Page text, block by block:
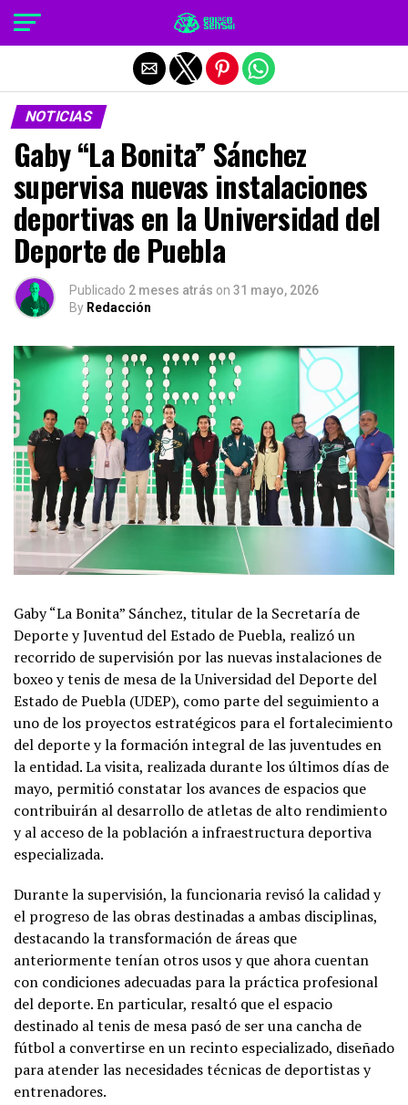
NOTICIAS
Gaby “La Bonita” Sánchez
supervisa nuevas instalaciones
deportivas en la Universidad del
Deporte de Puebla
Publicado 2 meses atrás on 31 mayo, 2026
By Redacción
Gaby “La Bonita” Sánchez, titular de la Secretaría de
Deporte y Juventud del Estado de Puebla, realizó un
recorrido de supervisión por las nuevas instalaciones de
boxeo y tenis de mesa de la Universidad del Deporte del
Estado de Puebla (UDEP), como parte del seguimiento a
uno de los proyectos estratégicos para el fortalecimiento
del deporte y la formación integral de las juventudes en
la entidad. La visita, realizada durante los últimos días de
mayo, permitió constatar los avances de espacios que
contribuirán al desarrollo de atletas de alto rendimiento
y al acceso de la población a infraestructura deportiva
especializada.
Durante la supervisión, la funcionaria revisó la calidad y
el progreso de las obras destinadas a ambas disciplinas,
destacando la transformación de áreas que
anteriormente tenían otros usos y que ahora cuentan
con condiciones adecuadas para la práctica profesional
del deporte. En particular, resaltó que el espacio
destinado al tenis de mesa pasó de ser una cancha de
fútbol a convertirse en un recinto especializado, diseñado
para atender las necesidades técnicas de deportistas y
entrenadores.
Salir de la versión móvil